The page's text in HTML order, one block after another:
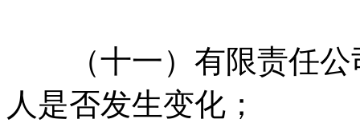
（十一）有限责任公
人是否发生变化；